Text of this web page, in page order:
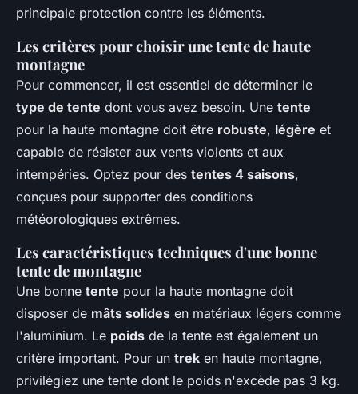
principale protection contre les éléments.
Les critères pour choisir une tente de haute
montagne
Pour commencer, il est essentiel de déterminer le
type de tente dont vous avez besoin. Une tente
pour la haute montagne doit être robuste, légère et
capable de résister aux vents violents et aux
intempéries. Optez pour des tentes 4 saisons,
conçues pour supporter des conditions
météorologiques extrêmes.
Les caractéristiques techniques d'une bonne
tente de montagne
Une bonne tente pour la haute montagne doit
disposer de mâts solides en matériaux légers comme
l'aluminium. Le poids de la tente est également un
critère important. Pour un trek en haute montagne,
privilégiez une tente dont le poids n'excède pas 3 kg.